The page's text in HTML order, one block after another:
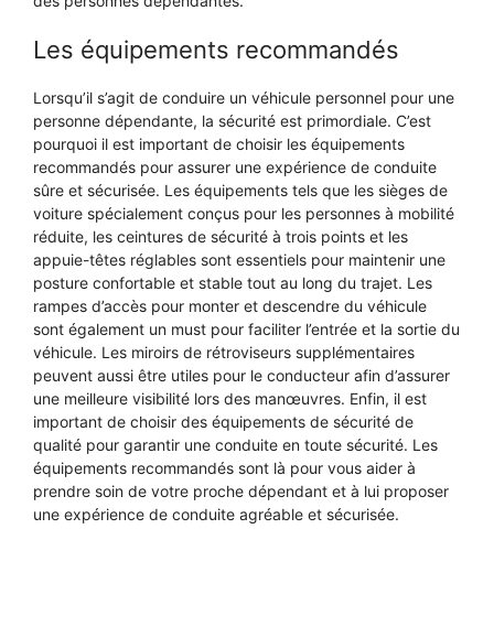
Les équipements recommandés
Lorsqu’il s’agit de conduire un véhicule personnel pour une
personne dépendante, la sécurité est primordiale. C’est
pourquoi il est important de choisir les équipements
recommandés pour assurer une expérience de conduite
sûre et sécurisée. Les équipements tels que les sièges de
voiture spécialement conçus pour les personnes à mobilité
réduite, les ceintures de sécurité à trois points et les
appuie-têtes réglables sont essentiels pour maintenir une
posture confortable et stable tout au long du trajet. Les
rampes d’accès pour monter et descendre du véhicule
sont également un must pour faciliter l’entrée et la sortie du
véhicule. Les miroirs de rétroviseurs supplémentaires
peuvent aussi être utiles pour le conducteur afin d’assurer
une meilleure visibilité lors des manœuvres. Enfin, il est
important de choisir des équipements de sécurité de
qualité pour garantir une conduite en toute sécurité. Les
équipements recommandés sont là pour vous aider à
prendre soin de votre proche dépendant et à lui proposer
une expérience de conduite agréable et sécurisée.